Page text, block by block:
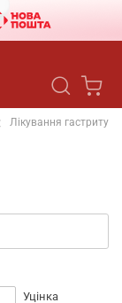
Лікування гастриту
Уцінка